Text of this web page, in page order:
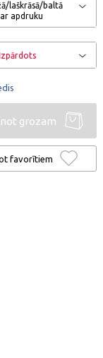
laškrāsā/baltā
ar apdruku
grozam
favorītiem